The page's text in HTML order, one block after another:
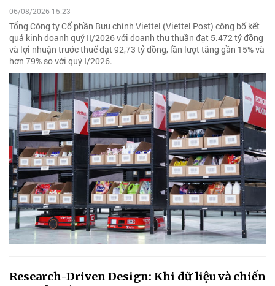
06/08/2026 15:23
Tổng Công ty Cổ phần Bưu chính Viettel (Viettel Post) công bố kết
quả kinh doanh quý II/2026 với doanh thu thuần đạt 5.472 tỷ đồng
và lợi nhuận trước thuế đạt 92,73 tỷ đồng, lần lượt tăng gần 15% và
hơn 79% so với quý I/2026.
Research-Driven Design: Khi dữ liệu và chiến